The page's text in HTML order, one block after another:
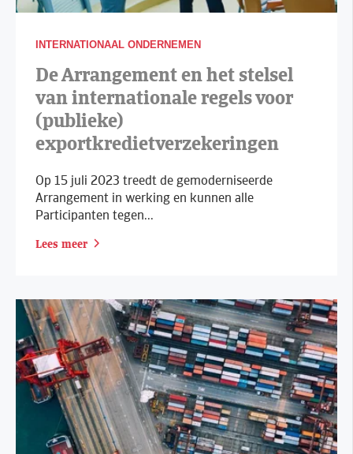
INTERNATIONAAL ONDERNEMEN
De Arrangement en het stelsel
van internationale regels voor
(publieke)
exportkredietverzekeringen
Op 15 juli 2023 treedt de gemoderniseerde
Arrangement in werking en kunnen alle
Participanten tegen...
Lees meer